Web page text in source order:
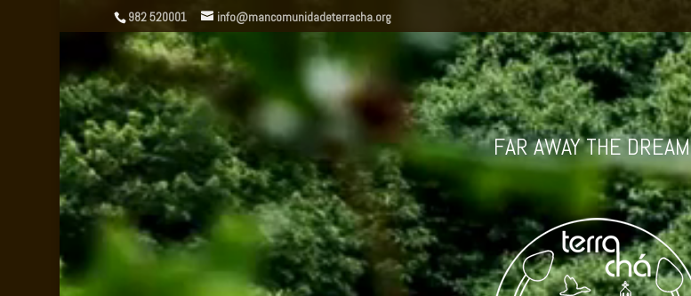
982 520001 info@mancomunidadeterracha.org
Player
FAR AWAY THE